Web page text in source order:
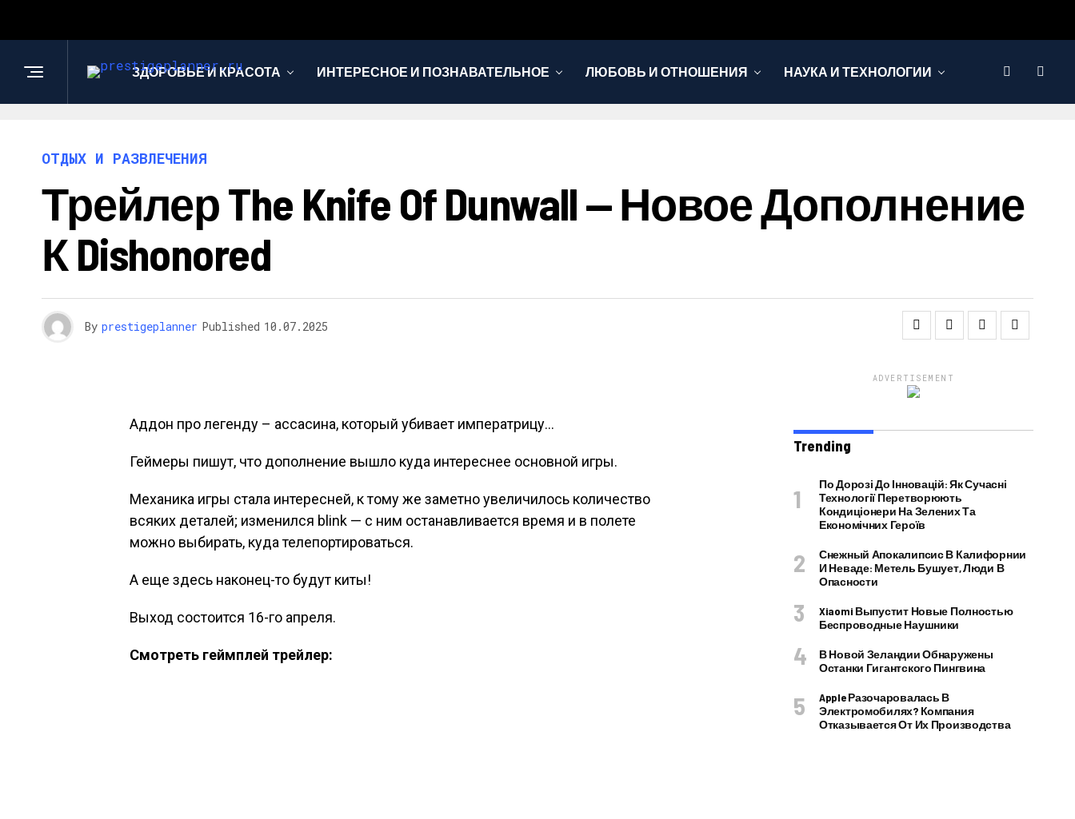
ЗДОРОВЬЕ И КРАСОТА ИНТЕРЕСНОЕ И ПОЗНАВАТЕЛЬНОЕ ЛЮБОВЬ И ОТНОШЕНИЯ НАУКА И ТЕХНОЛОГИИ
ОТДЫХ И РАЗВЛЕЧЕНИЯ
Трейлер The Knife Of Dunwall — Новое Дополнение
К Dishonored
By prestigeplanner Published 10.07.2025
Аддон про легенду – ассасина, который убивает императрицу…
Геймеры пишут, что дополнение вышло куда интереснее основной игры.
Механика игры стала интересней, к тому же заметно увеличилось количество
всяких деталей; изменился blink — с ним останавливается время и в полете
можно выбирать, куда телепортироваться.
А еще здесь наконец-то будут киты!
Выход состоится 16-го апреля.
Смотреть геймплей трейлер:
ADVERTISEMENT
Trending
По Дорозі До Інновацій: Як Сучасні
Технології Перетворюють
Кондиціонери На Зелених Та
Економічних Героїв
Снежный Апокалипсис В Калифорнии
И Неваде: Метель Бушует, Люди В
Опасности
Xiaomi Выпустит Новые Полностью
Беспроводные Наушники
В Новой Зеландии Обнаружены
Останки Гигантского Пингвина
Apple Разочаровалась В
Электромобилях? Компания
Отказывается От Их Производства